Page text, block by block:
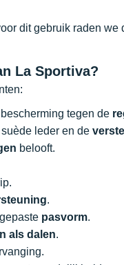
dit gebruik raden we
La Sportiva?
tegen de
leder en de
belooft.
.
pasvorm.
als dalen.